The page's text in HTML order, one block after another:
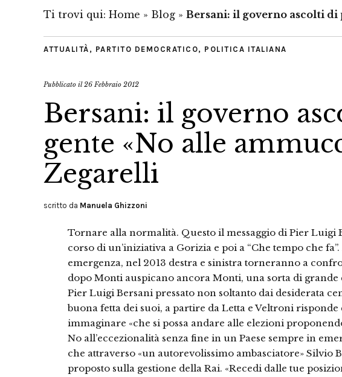
Ti trovi qui: Home » Blog » Bersani: il governo ascolti
ATTUALITÀ , PARTITO DEMOCRATICO, POLITICA ITALIANA
Pubblicato il26 Febbraio 2012
Bersani: il governo
gente «No alle
Zegarelli
scritto da Manuela Ghizzoni
Tornare alla normalità. Questo il messaggio di Pier Luigi
corso di un’iniziativa a Gorizia e poi a “Che tempo che
emergenza, nel 2013 destra e sinistra torneranno a
dopo Monti auspicano ancora Monti, una sorta di grande
Pier Luigi Bersani pressato non soltanto dai desiderata
buona fetta dei suoi, a partire da Letta e Veltroni risponde
immaginare «che si possa andare alle elezioni
No all’eccezionalità senza fine in un Paese sempre in
che attraverso «un autorevolissimo ambasciatore» Silvio
proposto sulla gestione della Rai. «Recedi dalle tue